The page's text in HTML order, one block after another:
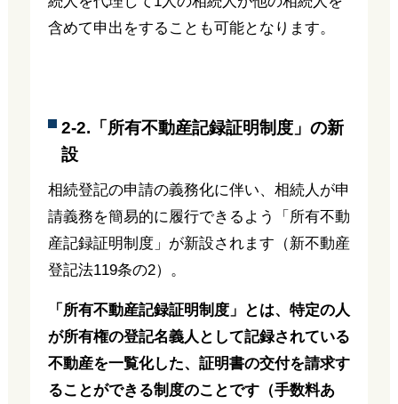
含めて申出をすることも可能となります。
2-2.「所有不動産記録証明制度」の新
設
相続登記の申請の義務化に伴い、相続人が申
請義務を簡易的に履行できるよう「所有不動
産記録証明制度」が新設されます（新不動産
登記法119条の2）。
「所有不動産記録証明制度」とは、特定の人
が所有権の登記名義人として記録されている
不動産を一覧化した、証明書の交付を請求す
ることができる制度のことです（手数料あ